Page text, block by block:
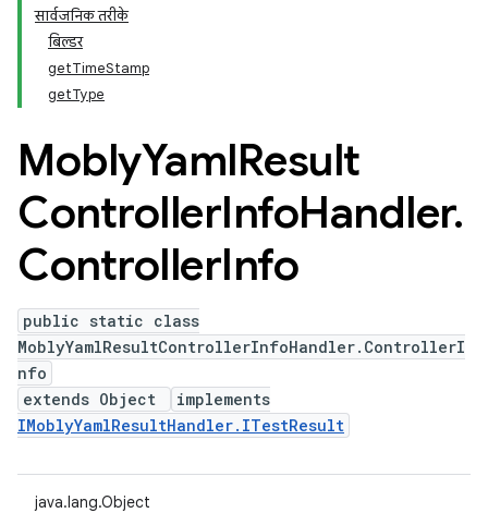
सार्वजनिक तरीके
बिल्डर
getTimeStamp
getType
MoblyYamlResult
ControllerInfoHandler.
ControllerInfo
public static class
MoblyYamlResultControllerInfoHandler.ControllerI
nfo
extends Object
implements
IMoblyYamlResultHandler.ITestResult
java.lang.Object